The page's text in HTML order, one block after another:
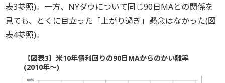
表3参照)。一方、NYダウについて同じ90日MAとの関係を
見ても、とくに目立った「上がり過ぎ」懸念はなかった(図
表4参照)。
【図表3】米10年債利回りの90日MAからのかい離率
(2010年～)